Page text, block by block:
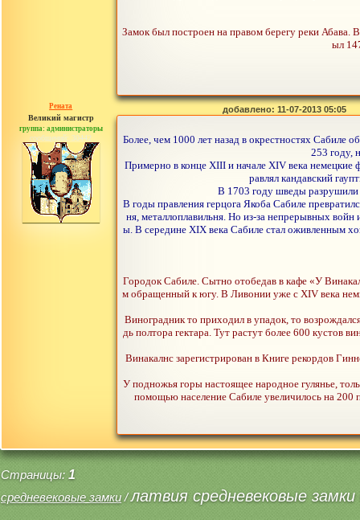
Замок был построен на правом берегу реки Абава.
ыл
Рената
Великий магистр
группа: администраторы
сообщений: 30442
добавлено: 11-07-2013 05:05
Более, чем 1000 лет назад в окрестностях Сабиле
253 году,
Примерно в конце XIII и начале XIV века немецкие
равлял кандавский
В 1703 году шведы разрушили
В годы правления герцога Якоба Сабиле
ня, металлоплавильня. Но из-за непрерывных
ы. В середине XIX века Сабиле стал оживленным
Городок Сабиле. Сытно отобедав в кафе «У
м обращенный к югу. В Ливонии уже с XIV века
Виноградник то приходил в упадок, то
дь полтора гектара. Тут растут более 600 кустов
Винакалнс зарегистрирован в Книге рекордов
У подножья горы настоящее народное гулянье,
помощью население Сабиле увеличилось на 200
Страницы: 1
средневековые замки/латвия средневековые